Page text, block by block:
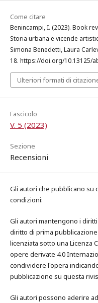
Come citare
Benincampi, I. (2023). Book
Storia urbana e vicende
Simona Benedetti, Laura
18. https://doi.org/10.13125/
Ulteriori formati di
Fascicolo
V. 5 (2023)
Sezione
Recensioni
Gli autori che pubblicano su
condizioni:
Gli autori mantengono i
diritto di prima
licenziata sotto una Licenza
opere derivate 4.0
condividere l'opera
pubblicazione su questa
Gli autori possono aderire